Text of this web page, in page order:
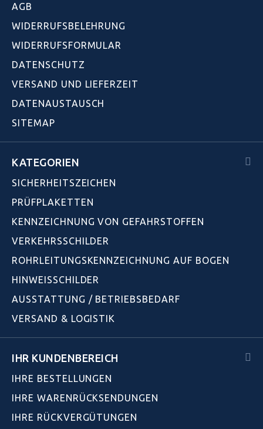
AGB
WIDERRUFSBELEHRUNG
WIDERRUFSFORMULAR
DATENSCHUTZ
VERSAND UND LIEFERZEIT
DATENAUSTAUSCH
SITEMAP
KATEGORIEN
SICHERHEITSZEICHEN
PRÜFPLAKETTEN
KENNZEICHNUNG VON GEFAHRSTOFFEN
VERKEHRSSCHILDER
ROHRLEITUNGSKENNZEICHNUNG AUF BOGEN
HINWEISSCHILDER
AUSSTATTUNG / BETRIEBSBEDARF
VERSAND & LOGISTIK
IHR KUNDENBEREICH
IHRE BESTELLUNGEN
IHRE WARENRÜCKSENDUNGEN
IHRE RÜCKVERGÜTUNGEN